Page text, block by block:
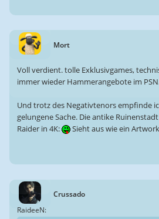
Mort
Voll verdient. tolle Exklusivgames,
immer wieder Hammerangebote im
Und trotz des Negativtenors empfinde
gelungene Sache. Die antike
Raider in 4K:
Sieht aus wie ein
Crussado
RaideeN: